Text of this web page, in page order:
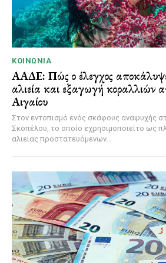
ΚΟΙΝΩΝΊΑ
ΑΑΔΕ: Πώς ο έλεγχος
αλιεία και εξαγωγή κοραλλιών
Αιγαίου
Στον εντοπισμό ενός σκάφους αναψυχής
Σκοπέλου, το οποίο εχρησιμοποιείτο ως
αλιείας προστατευόμενων...